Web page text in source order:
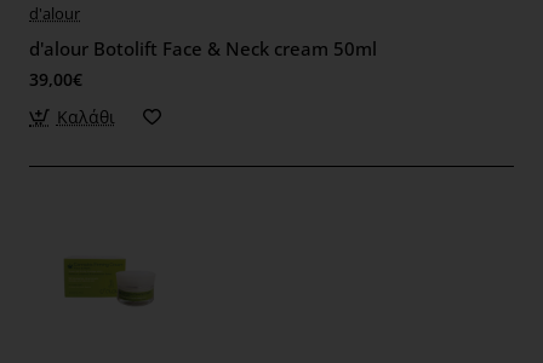
d'alour
d'alour Botolift Face & Neck cream 50ml
39,00€
Καλάθι